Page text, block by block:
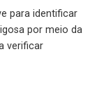
para identificar
por meio da
verificar